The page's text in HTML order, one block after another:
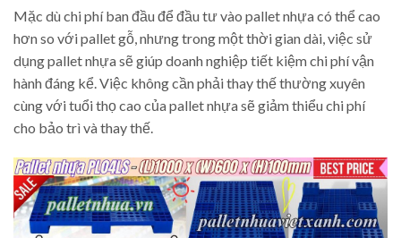
Mặc dù chi phí ban đầu để đầu tư vào pallet nhựa có thể cao
hơn so với pallet gỗ, nhưng trong một thời gian dài, việc sử
dụng pallet nhựa sẽ giúp doanh nghiệp tiết kiệm chi phí vận
hành đáng kể. Việc không cần phải thay thế thường xuyên
cùng với tuổi thọ cao của pallet nhựa sẽ giảm thiểu chi phí
cho bảo trì và thay thế.